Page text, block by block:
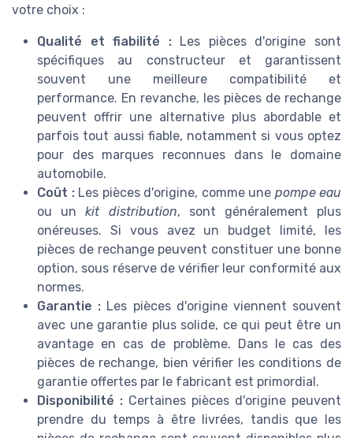
votre choix :
Qualité et fiabilité :Les pièces d'origine sont
spécifiques au constructeur et garantissent
souvent une meilleure compatibilité et
performance. En revanche, les pièces de rechange
peuvent offrir une alternative plus abordable et
parfois tout aussi fiable, notamment si vous optez
pour des marques reconnues dans le domaine
automobile.
Coût :Les pièces d'origine, comme une pompe eau
ou unkit distribution, sont généralement plus
onéreuses. Si vous avez un budget limité, les
pièces de rechange peuvent constituer une bonne
option, sous réserve de vérifier leur conformité aux
normes.
Garantie : Les pièces d'origine viennent souvent
avec une garantie plus solide, ce qui peut être un
avantage en cas de problème. Dans le cas des
pièces de rechange, bien vérifier les conditions de
garantie offertes par le fabricant est primordial.
Disponibilité : Certaines pièces d'origine peuvent
prendre du temps à être livrées, tandis que les